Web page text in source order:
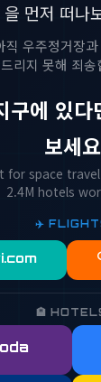
을 먼저 떠나
우주정거장
리지 못해 죄
구에 있다
보세요
for space
2.4M hotels
✈️
🏨